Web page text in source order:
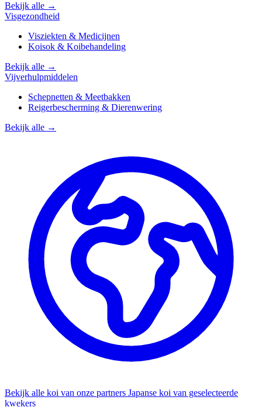
Bekijk alle →
Visgezondheid
Visziekten & Medicijnen
Koisok & Koibehandeling
Bekijk alle →
Vijverhulpmiddelen
Schepnetten & Meetbakken
Reigerbescherming & Dierenwering
Bekijk alle →
Bekijk alle koi van onze partners Japanse koi van geselecteerde
kwekers